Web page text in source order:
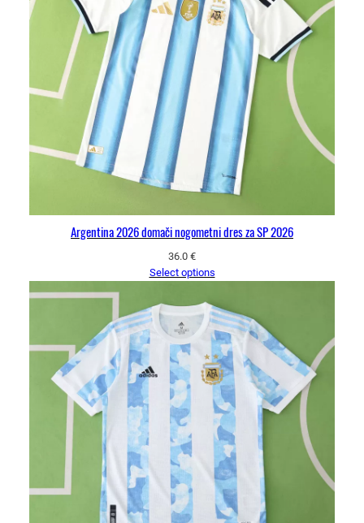
Argentina 2026 domači nogometni dres za SP 2026
36.0 €
Select options